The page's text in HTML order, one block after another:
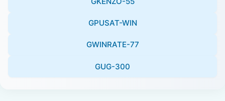
GPUSAT-WIN
GWINRATE-77
GUG-300